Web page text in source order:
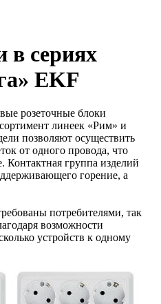
в сериях
EKF
розеточные блоки
линеек «Рим» и
позволяют осуществить
от одного провода, что
Контактная группа изделий
горение, а
потребителями, так
возможности
устройств к одному